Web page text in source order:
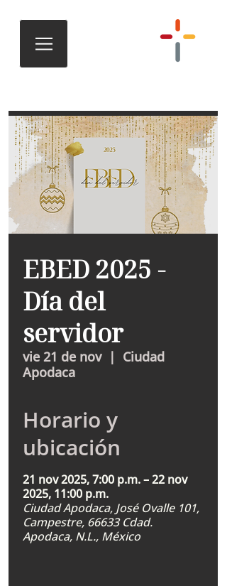
EBED 2025 -
Día del
servidor
vie 21 de nov
  |
Ciudad
Apodaca
Horario y
ubicación
21 nov 2025, 7:00 p.m. – 22 nov
2025, 11:00 p.m.
Ciudad Apodaca, José Ovalle 101,
Campestre, 66633 Cdad.
Apodaca, N.L., México